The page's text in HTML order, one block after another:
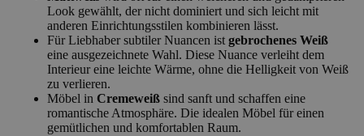
Look gewählt, der nicht dominiert und sich leicht mit
anderen Einrichtungsstilen kombinieren lässt.
Für Liebhaber subtiler Nuancen ist gebrochenes Weiß
eine ausgezeichnete Wahl. Diese Nuance verleiht dem
Interieur eine leichte Wärme, ohne die Helligkeit von Weiß
zu verlieren.
Möbel in Cremeweiß sind sanft und schaffen eine
romantische Atmosphäre. Die idealen Möbel für einen
gemütlichen und komfortablen Raum.